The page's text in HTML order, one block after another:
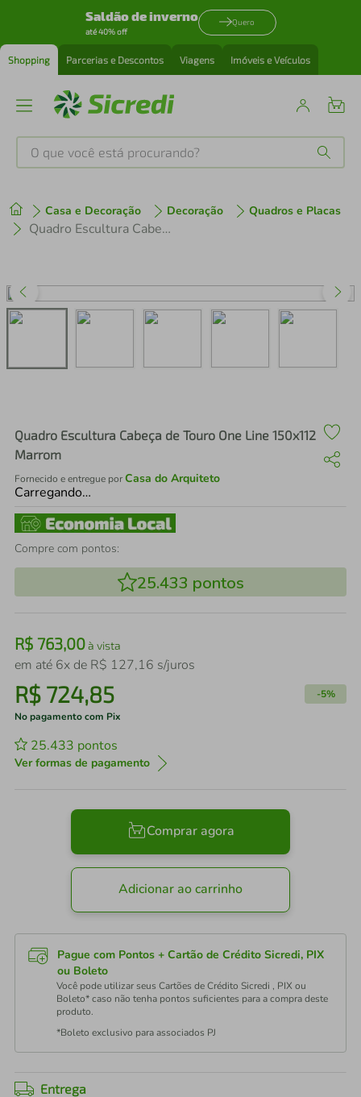
Saldão de inverno
até 40% off
Quero
Shopping Parcerias e Descontos Viagens Imóveis e Veículos
O que você está procurando?
Casa e Decoração Decoração Quadros e Placas
Quadro Escultura Cabeça de Touro One Line 150x112 Marrom
Quadro Escultura Cabeça de Touro One Line 150x112
Marrom
Fornecido e entregue porCasa do Arquiteto
Carregando…
Compre com pontos:
25.433 pontos
R$ 763,00à vista
em até 6x de R$ 127,16 s/juros
R$ 724,85 -5%
No pagamento com Pix
25.433 pontos
Ver formas de pagamento
Comprar agora
Adicionar ao carrinho
Pague com Pontos + Cartão de Crédito Sicredi, PIX
ou Boleto
Você pode utilizar seus Cartões de Crédito Sicredi , PIX ou
Boleto* caso não tenha pontos suficientes para a compra deste
produto.
*Boleto exclusivo para associados PJ
Entrega
1º tenis
perfume